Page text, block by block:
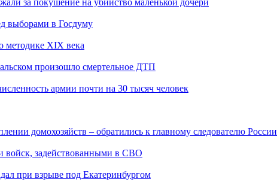
за покушение на убийство маленькой дочери
выборами в Госдуму
методике XIX века
произошло смертельное ДТП
армии почти на 30 тысяч человек
домохозяйств – обратились к главному следователю России
войск, задействованными в СВО
при взрыве под Екатеринбургом